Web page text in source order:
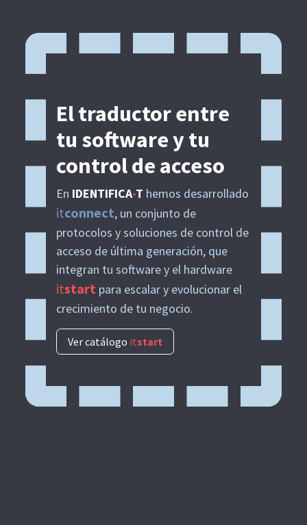
El traductor entre
tu software y tu
control de acceso
En IDENTIFICA-T hemos desarrollado
itconnect, un conjunto de
protocolos y soluciones de control de
acceso de última generación, que
integran tu software y el hardware
itstart para escalar y evolucionar el
crecimiento de tu negocio.
Ver catálogo itstart